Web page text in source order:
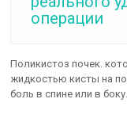
операции
Поликистоз почек.
жидкостью кисты на
боль в спине или в боку.